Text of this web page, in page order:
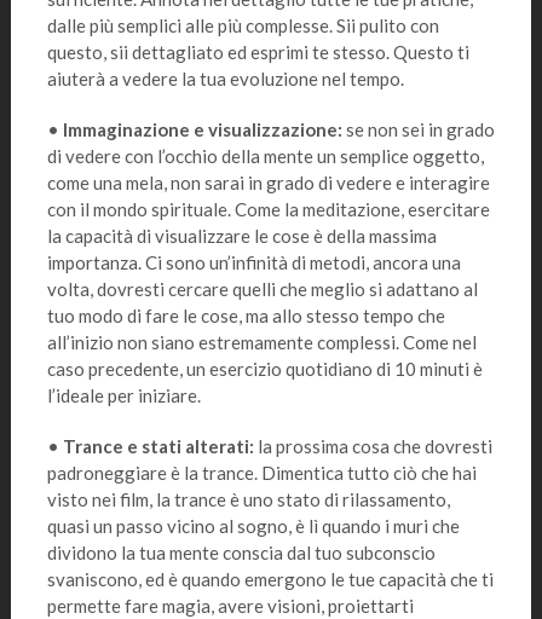
dalle più semplici alle più complesse. Sii pulito con
questo, sii dettagliato ed esprimi te stesso. Questo ti
aiuterà a vedere la tua evoluzione nel tempo.
• Immaginazione e visualizzazione: se non sei in grado
di vedere con l’occhio della mente un semplice oggetto,
come una mela, non sarai in grado di vedere e interagire
con il mondo spirituale. Come la meditazione, esercitare
la capacità di visualizzare le cose è della massima
importanza. Ci sono un’infinità di metodi, ancora una
volta, dovresti cercare quelli che meglio si adattano al
tuo modo di fare le cose, ma allo stesso tempo che
all’inizio non siano estremamente complessi. Come nel
caso precedente, un esercizio quotidiano di 10 minuti è
l’ideale per iniziare.
• Trance e stati alterati: la prossima cosa che dovresti
padroneggiare è la trance. Dimentica tutto ciò che hai
visto nei film, la trance è uno stato di rilassamento,
quasi un passo vicino al sogno, è lì quando i muri che
dividono la tua mente conscia dal tuo subconscio
svaniscono, ed è quando emergono le tue capacità che ti
permette fare magia, avere visioni, proiettarti